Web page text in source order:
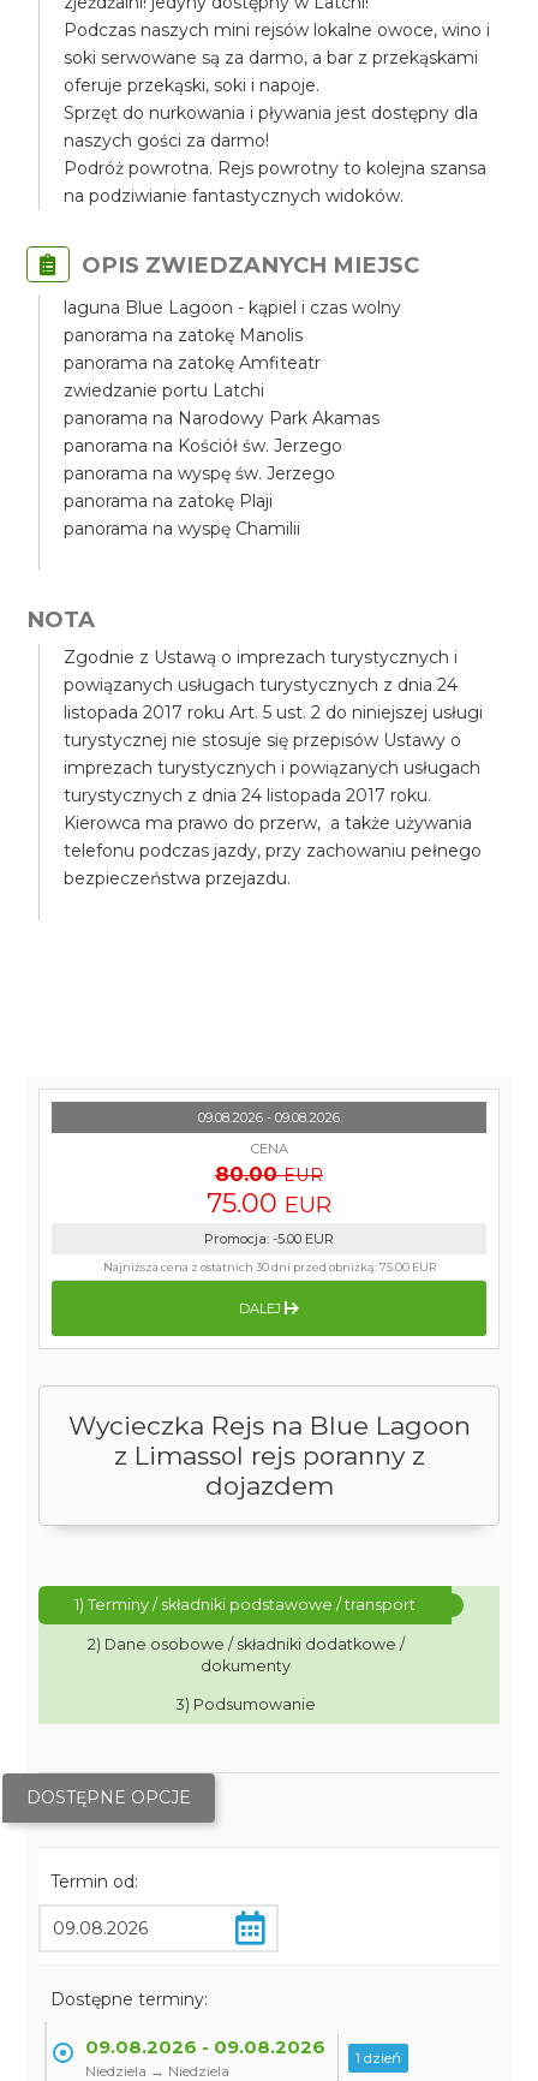
Podczas naszych mini rejsów lokalne owoce, wino i
soki serwowane są za darmo, a bar z przekąskami
oferuje przekąski, soki i napoje.
Sprzęt do nurkowania i pływania jest dostępny dla
naszych gości za darmo!
Podróż powrotna. Rejs powrotny to kolejna szansa
na podziwianie fantastycznych widoków.
OPIS ZWIEDZANYCH MIEJSC
laguna Blue Lagoon - kąpiel i czas wolny
panorama na zatokę Manolis
panorama na zatokę Amfiteatr
zwiedzanie portu Latchi
panorama na Narodowy Park Akamas
panorama na Kościół św. Jerzego
panorama na wyspę św. Jerzego
panorama na zatokę Plaji
panorama na wyspę Chamilii
NOTA
Zgodnie z Ustawą o imprezach turystycznych i
powiązanych usługach turystycznych z dnia 24
listopada 2017 roku Art. 5 ust. 2 do niniejszej usługi
turystycznej nie stosuje się przepisów Ustawy o
imprezach turystycznych i powiązanych usługach
turystycznych z dnia 24 listopada 2017 roku.
Kierowca ma prawo do przerw, a także używania
telefonu podczas jazdy, przy zachowaniu pełnego
bezpieczeństwa przejazdu.
Wycieczka Rejs na Blue Lagoon
z Limassol rejs poranny z
dojazdem
1) Terminy / składniki podstawowe / transport
2) Dane osobowe / składniki dodatkowe /
dokumenty
3) Podsumowanie
DOSTĘPNE OPCJE
Termin od:
Dostępne terminy:
09.08.2026 - 09.08.2026
Niedziela → Niedziela
1 dzień
09.08.2026 - 09.08.2026
CENA
80.00 EUR
75.00 EUR
Promocja: -5.00 EUR
Najniższa cena z ostatnich 30 dni przed obniżką:75.00 EUR
DALEJ